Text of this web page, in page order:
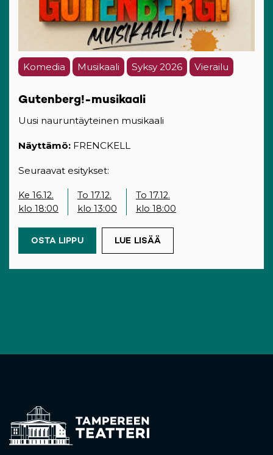
Komedia Musikaali Syksy 2026 Vierailu
Gutenberg!-musikaali
Uusi nauruntäyteinen musikaali
Näyttämö: FRENCKELL
Seuraavat esitykset:
Ke 16.12.
klo 18:00
To 17.12.
klo 13:00
To 17.12.
klo 18:00
OSTA LIPPU(OPENS IN A NEW TAB)
LUE LISÄÄ